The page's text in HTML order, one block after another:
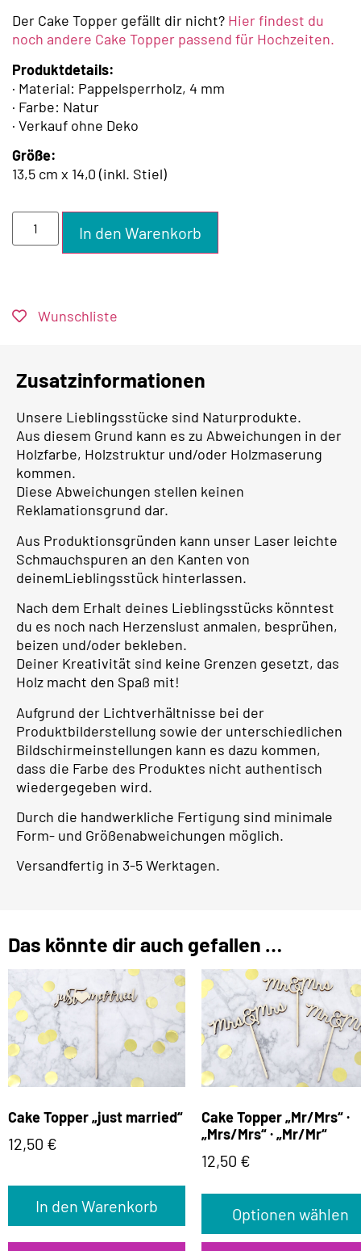
Der Cake Topper gefällt dir nicht? Hier findest du
noch andere Cake Topper passend für Hochzeiten.
Produktdetails:
· Material: Pappelsperrholz, 4 mm
· Farbe: Natur
· Verkauf ohne Deko
Größe:
13,5 cm x 14,0 (inkl. Stiel)
In den Warenkorb
Wunschliste
Zusatzinformationen
Unsere Lieblingsstücke sind Naturprodukte.
Aus diesem Grund kann es zu Abweichungen in der
Holzfarbe, Holzstruktur und/oder Holzmaserung
kommen.
Diese Abweichungen stellen keinen
Reklamationsgrund dar.
Aus Produktionsgründen kann unser Laser leichte
Schmauchspuren an den Kanten von
deinemLieblingsstück hinterlassen.
Nach dem Erhalt deines Lieblingsstücks könntest
du es noch nach Herzenslust anmalen, besprühen,
beizen und/oder bekleben.
Deiner Kreativität sind keine Grenzen gesetzt, das
Holz macht den Spaß mit!
Aufgrund der Lichtverhältnisse bei der
Produktbilderstellung sowie der unterschiedlichen
Bildschirmeinstellungen kann es dazu kommen,
dass die Farbe des Produktes nicht authentisch
wiedergegeben wird.
Durch die handwerkliche Fertigung sind minimale
Form- und Größenabweichungen möglich.
Versandfertig in 3-5 Werktagen.
Das könnte dir auch gefallen …
Cake Topper „just married“
12,50 €
In den Warenkorb
Cake Topper „Mr/Mrs“ ·
„Mrs/Mrs“ · „Mr/Mr“
12,50 €
Optionen wählen